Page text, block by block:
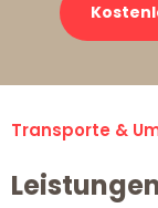
Transporte &